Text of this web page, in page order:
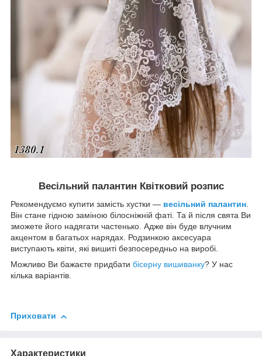
Весільний палантин Квітковий розпис
Рекомендуємо купити замість хустки ― весільний палантин.
Він стане гідною заміною білосніжній фаті. Та й після свята Ви
зможете його надягати частенько. Адже він буде влучним
акцентом в багатьох нарядах. Родзинкою аксесуара
виступають квіти, які вишиті безпосередньо на виробі.
Можливо Ви бажаєте придбати бісерну вишиванку? У нас
кілька варіантів.
Приховати
Характеристики